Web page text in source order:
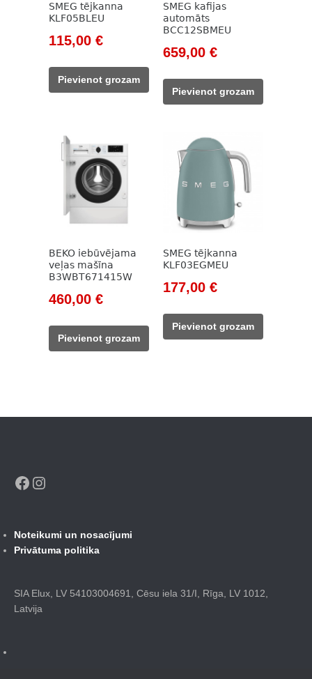
SMEG tējkanna
KLF05BLEU
Original
was:
131,00 €.
115,00 €Current
115,00 €.
Pievienot grozam
SMEG kafijas
automāts
BCC12SBMEU
Original
was:
777,00 €.
659,00 €Current
659,00 €.
Pievienot grozam
BEKO iebūvējama
veļas mašīna
B3WBT671415W
Original
was:
785,00 €.
460,00 €Current
460,00 €.
Pievienot grozam
SMEG tējkanna
KLF03EGMEU
Original
was:
203,00 €.
177,00 €Current
177,00 €.
Pievienot grozam
Facebook
Noteikumi un nosacījumi
Privātuma politika
SIA Elux, LV 54103004691, Cēsu iela 31/I, Rīga, LV 1012,
Latvija